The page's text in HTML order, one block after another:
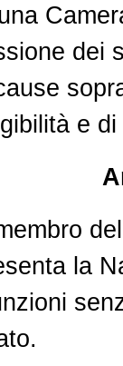
dei
e
la